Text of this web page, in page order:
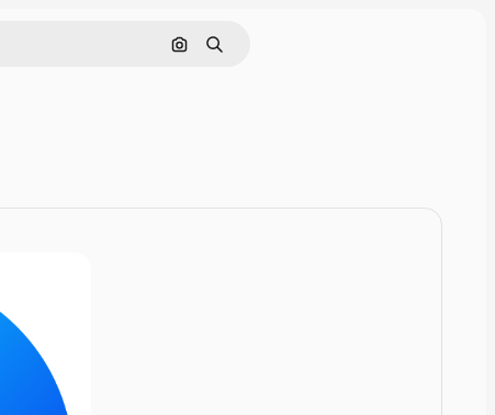
Rechercher par image
Rechercher